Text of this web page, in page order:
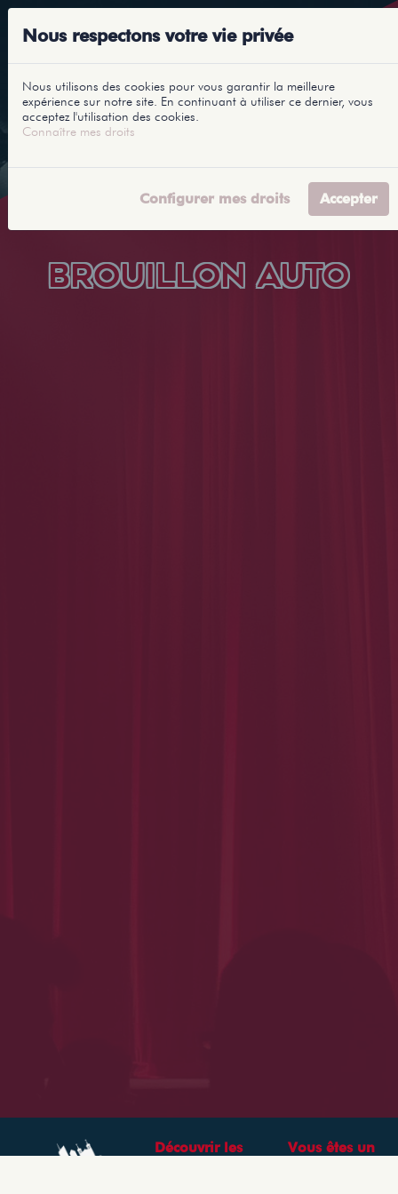
BROUILLON AUTO
Découvrir les
Vous êtes un
Nous respectons votre vie privée
Nous utilisons des cookies pour vous garantir la meilleure
expérience sur notre site. En continuant à utiliser ce dernier, vous
acceptez l'utilisation des cookies.
Connaître mes droits
Configurer mes droits Accepter